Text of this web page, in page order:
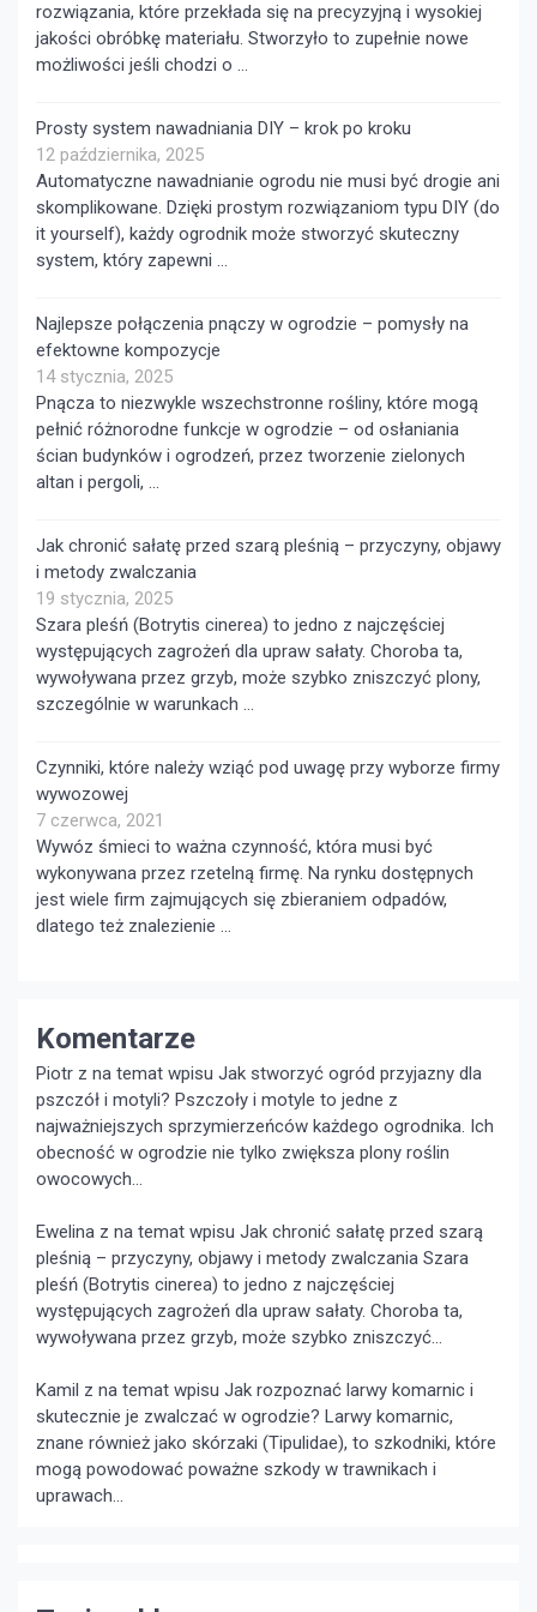
rozwiązania, które przekłada się na precyzyjną i wysokiej
jakości obróbkę materiału. Stworzyło to zupełnie nowe
możliwości jeśli chodzi o …
Prosty system nawadniania DIY – krok po kroku
12 października, 2025
Automatyczne nawadnianie ogrodu nie musi być drogie ani
skomplikowane. Dzięki prostym rozwiązaniom typu DIY (do
it yourself), każdy ogrodnik może stworzyć skuteczny
system, który zapewni …
Najlepsze połączenia pnączy w ogrodzie – pomysły na
efektowne kompozycje
14 stycznia, 2025
Pnącza to niezwykle wszechstronne rośliny, które mogą
pełnić różnorodne funkcje w ogrodzie – od osłaniania
ścian budynków i ogrodzeń, przez tworzenie zielonych
altan i pergoli, …
Jak chronić sałatę przed szarą pleśnią – przyczyny, objawy
i metody zwalczania
19 stycznia, 2025
Szara pleśń (Botrytis cinerea) to jedno z najczęściej
występujących zagrożeń dla upraw sałaty. Choroba ta,
wywoływana przez grzyb, może szybko zniszczyć plony,
szczególnie w warunkach …
Czynniki, które należy wziąć pod uwagę przy wyborze firmy
wywozowej
7 czerwca, 2021
Wywóz śmieci to ważna czynność, która musi być
wykonywana przez rzetelną firmę. Na rynku dostępnych
jest wiele firm zajmujących się zbieraniem odpadów,
dlatego też znalezienie …
Komentarze
Piotr z na temat wpisu Jak stworzyć ogród przyjazny dla
pszczół i motyli? Pszczoły i motyle to jedne z
najważniejszych sprzymierzeńców każdego ogrodnika. Ich
obecność w ogrodzie nie tylko zwiększa plony roślin
owocowych...
Ewelina z na temat wpisu Jak chronić sałatę przed szarą
pleśnią – przyczyny, objawy i metody zwalczania Szara
pleśń (Botrytis cinerea) to jedno z najczęściej
występujących zagrożeń dla upraw sałaty. Choroba ta,
wywoływana przez grzyb, może szybko zniszczyć...
Kamil z na temat wpisu Jak rozpoznać larwy komarnic i
skutecznie je zwalczać w ogrodzie? Larwy komarnic,
znane również jako skórzaki (Tipulidae), to szkodniki, które
mogą powodować poważne szkody w trawnikach i
uprawach...